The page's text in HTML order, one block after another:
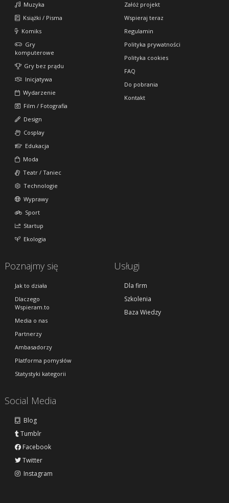
Muzyka
Książki / Pisma
Komiks
Gry
komputerowe
Gry bez prądu
Inicjatywa
Wydarzenie
Film / Fotografia
Design
Cosplay
Edukacja
Moda
Teatr / Taniec
Technologie
Wyprawy
Sport
Startup
Ekologia
Załóż projekt
Wspieraj teraz
Regulamin
Polityka prywatności
Polityka cookies
FAQ
Do pobrania
Kontakt
Poznajmy się
Jak to działa
Dlaczego
Wspieram.to
Media o nas
Partnerzy
Ambasadorzy
Platforma pomysłów
Statystyki kategorii
Usługi
Dla firm
Szkolenia
Baza Wiedzy
Social Media
Blog
Tumblr
Facebook
Twitter
Instagram